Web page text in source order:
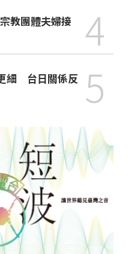
教團體夫婦接
4
細 台日關係反 5